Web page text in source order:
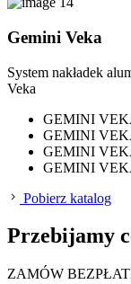
Gemini Veka
System nakładek
Veka
GEMINI
GEMINI
GEMINI
GEMINI
Pobierz katalog
Przebijamy
ZAMÓW